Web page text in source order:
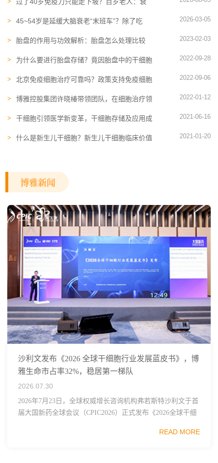
45~54岁是延缓大脑衰老“末班车”？除了吃
2026-03-05
胎盘的作用与功效解析：胎盘怎么处理比较
2023-02-03
为什么要进行胎盘存储？竟因胎盘中的干细胞
2022-09-28
北京免疫细胞治疗可靠吗？政策支持免疫细胞
2022-09-06
博雅控股集团许晓椿带领团队，在细胞治疗​领
2022-01-12
干细胞引领医学新变革，干细胞存储及应用成
2021-06-16
什么是新生儿干细胞？新生儿干细胞临床价值
2021-01-20
博雅新闻
沙利文发布《2026 全球干细胞行业发展蓝皮书》，博
雅生命市占率32%，稳居第一梯队
2026.07.30
2026年7月23日，全球权威增长咨询机构弗若斯特沙利文于首
届大国新药全球会议（CPIC2026）正式发布《2026全球干细
READ MORE